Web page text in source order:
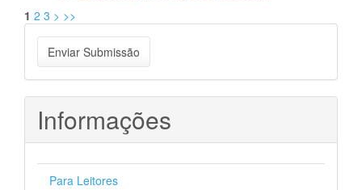
1 2 3 > >>
Enviar
Submissão
Enviar Submissão
Informações
Para Leitores